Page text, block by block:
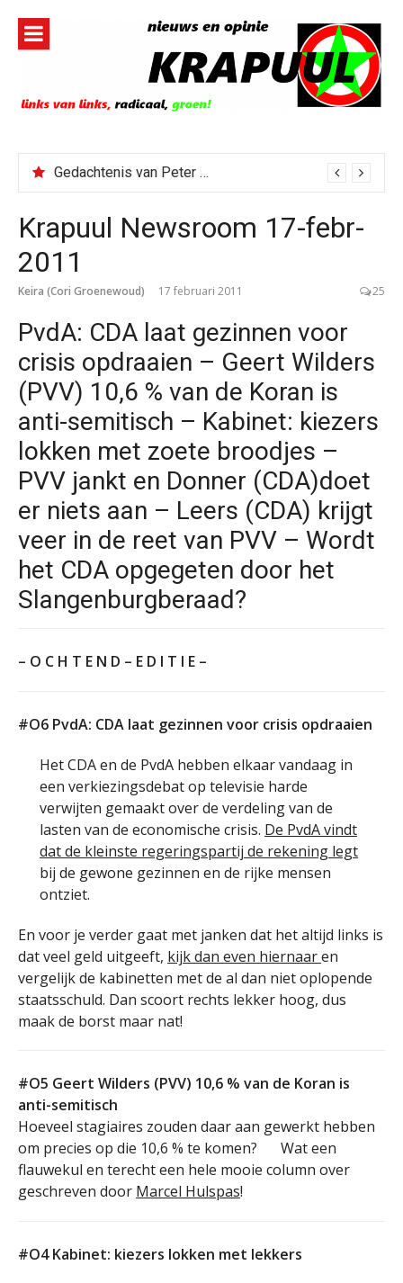
inhoud
Gedachtenis van Peter Faber
Krapuul Newsroom 17-febr-
2011
Keira (Cori Groenewoud) 17 februari 2011 25
PvdA: CDA laat gezinnen voor
crisis opdraaien – Geert Wilders
(PVV) 10,6 % van de Koran is
anti-semitisch – Kabinet: kiezers
lokken met zoete broodjes –
PVV jankt en Donner (CDA)doet
er niets aan – Leers (CDA) krijgt
veer in de reet van PVV – Wordt
het CDA opgegeten door het
Slangenburgberaad?
– O C H T E N D – E D I T I E –
#O6 PvdA: CDA laat gezinnen voor crisis opdraaien
Het CDA en de PvdA hebben elkaar vandaag in
een verkiezingsdebat op televisie harde
verwijten gemaakt over de verdeling van de
lasten van de economische crisis. De PvdA vindt
dat de kleinste regeringspartij de rekening legt
bij de gewone gezinnen en de rijke mensen
ontziet.
En voor je verder gaat met janken dat het altijd links is
dat veel geld uitgeeft, kijk dan even hiernaaren
vergelijk de kabinetten met de al dan niet oplopende
staatsschuld. Dan scoort rechts lekker hoog, dus
maak de borst maar nat!
#O5 Geert Wilders (PVV) 10,6 % van de Koran is
anti-semitisch
Hoeveel stagiaires zouden daar aan gewerkt hebben
om precies op die 10,6 % te komen?
Wat een
flauwekul en terecht een hele mooie column over
geschreven door Marcel Hulspas!
#O4 Kabinet: kiezers lokken met lekkers